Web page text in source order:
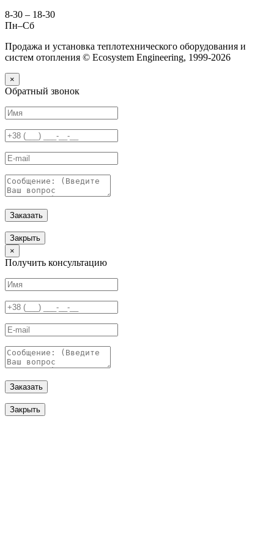
8-30 – 18-30
Пн–Сб
Продажа и установка теплотехнического оборудования и
систем отопления © Ecosystem Engineering, 1999-2026
×
Обратный звонок
Заказать
Закрыть
×
Получить консультацию
Заказать
Закрыть